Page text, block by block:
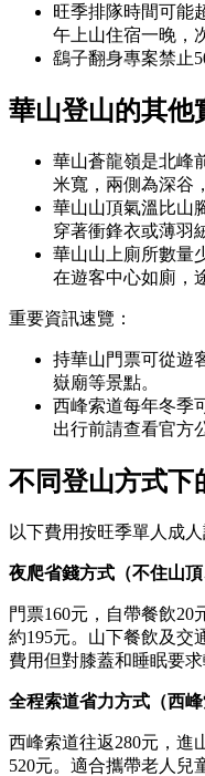
旺季排隊時間可能
午上山住宿一晚，
鷂子翻身專案禁止
華山登山的其他
華山蒼龍嶺是北峰
米寬，兩側為深谷
華山山頂氣溫比山
穿著衝鋒衣或薄羽
華山山上廁所數量
在遊客中心如廁，
重要資訊速覽：
持華山門票可從遊
嶽廟等景點。
西峰索道每年冬季
出行前請查看官方
不同登山方式下
以下費用按旺季單人成
夜爬省錢方式（不住山頂
門票160元，自帶餐飲20
約195元。山下餐飲及交
費用但對膝蓋和睡眠要求
全程索道省力方式（西峰
西峰索道往返280元，進
520元。適合攜帶老人兒